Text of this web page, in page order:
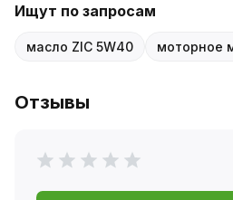
Ищут по запросам
масло ZIC 5W40 моторное
Отзывы